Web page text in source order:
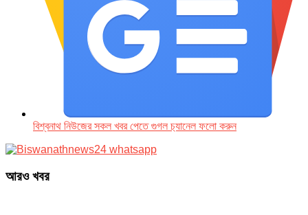
বিশ্বনাথ নিউজের সকল খবর পেতে গুগল চ‌্যানেল ফলো করুন
আরও খবর